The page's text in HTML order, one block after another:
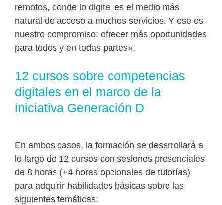
remotos, donde lo digital es el medio más
natural de acceso a muchos servicios. Y ese es
nuestro compromiso: ofrecer más oportunidades
para todos y en todas partes».
12 cursos sobre competencias
digitales en el marco de la
iniciativa Generación D
En ambos casos, la formación se desarrollará a
lo largo de 12 cursos con sesiones presenciales
de 8 horas (+4 horas opcionales de tutorías)
para adquirir habilidades básicas sobre las
siguientes temáticas: